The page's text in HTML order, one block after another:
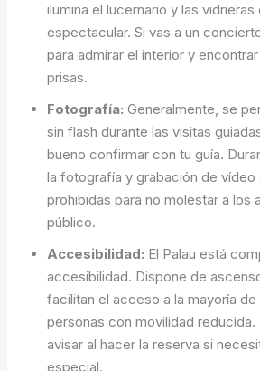
ilumina el lucernario y las vidrieras
espectacular. Si vas a un
para admirar el interior y
prisas.
Fotografía: Generalmente, se
sin flash durante las visitas
bueno confirmar con tu guía.
la fotografía y grabación de vídeo
prohibidas para no molestar a los
público.
Accesibilidad: El Palau está
accesibilidad. Dispone de
facilitan el acceso a la mayoría de
personas con movilidad
avisar al hacer la reserva si
especial.